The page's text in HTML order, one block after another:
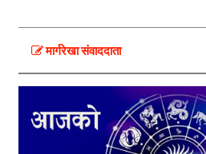
मार्गरेखा संवाददाता